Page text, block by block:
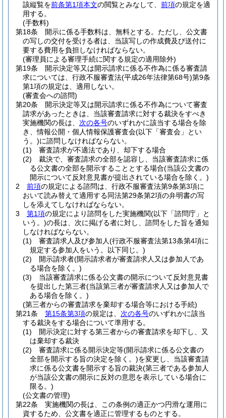
該縦覧を前条第1項本文の閲覧とみなして、 前項の規定を適
用する。
(手数料)
第18条
開示に係る手数料は、無料とする。 ただし、公文書
の写しの交付を受ける者は、当該写しの作成費及び送付に
要する費用を負担しなければならない。
(審理員による審理手続に関する規定の適用除外)
第19条
開示決定等又は開示請求に係る不作為に係る審査請
求については、行政不服審査法(平成26年法律第68号)第9条
第1項の規定は、適用しない。
(審査会への諮問)
第20条
開示決定等又は開示請求に係る不作為について審査
請求があったときは、当該審査請求に対する裁決をすべき
実施機関の長は、 次の各号のいずれかに該当する場合を除
き、情報公開・個人情報保護審査会(以下「審査会」とい
う。)に諮問しなければならない。
(1)
審査請求が不適法であり、却下する場合
(2)
裁決で、審査請求の全部を認容し、当該審査請求に係
る公文書の全部を開示することとする場合(当該公文書の
開示について反対意見書が提出されている場合を除く。)
2
前項の規定による諮問は、行政不服審査法第9条第3項に
おいて読み替えて適用する同法第29条第2項の弁明書の写
しを添えてしなければならない。
3
第1項の規定により諮問をした実施機関(以下「諮問庁」と
いう。)の長は、次に掲げる者に対し、諮問をした旨を通知
しなければならない。
(1)
審査請求人及び参加人(行政不服審査法第13条第4項に
規定する参加人をいう。以下同じ。)
(2)
開示請求者(開示請求者が審査請求人又は参加人であ
る場合を除く。)
(3)
当該審査請求に係る公文書の開示について反対意見書
を提出した第三者(当該第三者が審査請求人又は参加人で
ある場合を除く。)
(第三者からの審査請求を棄却する場合等における手続)
第21条
第15条第3項の規定は、 次の各号のいずれかに該当
する裁決をする場合について準用する。
(1)
開示決定に対する第三者からの審査請求を却下し、又
は棄却する裁決
(2)
審査請求に係る開示決定等(開示請求に係る公文書の
全部を開示する旨の決定を除く。)を変更し、当該審査請
求に係る公文書を開示する旨の裁決(第三者である参加人
が当該公文書の開示に反対の意思を表示している場合に
限る。)
(公文書の管理)
第22条
実施機関の長は、この条例の適正かつ円滑な運用に
資するため、公文書を適正に管理するものとする。